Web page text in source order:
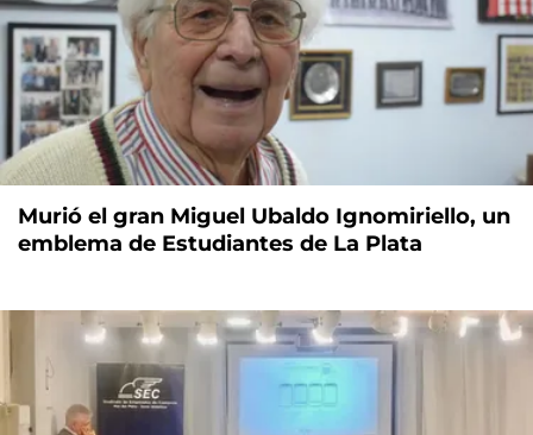
Murió el gran Miguel Ubaldo Ignomiriello, un
emblema de Estudiantes de La Plata